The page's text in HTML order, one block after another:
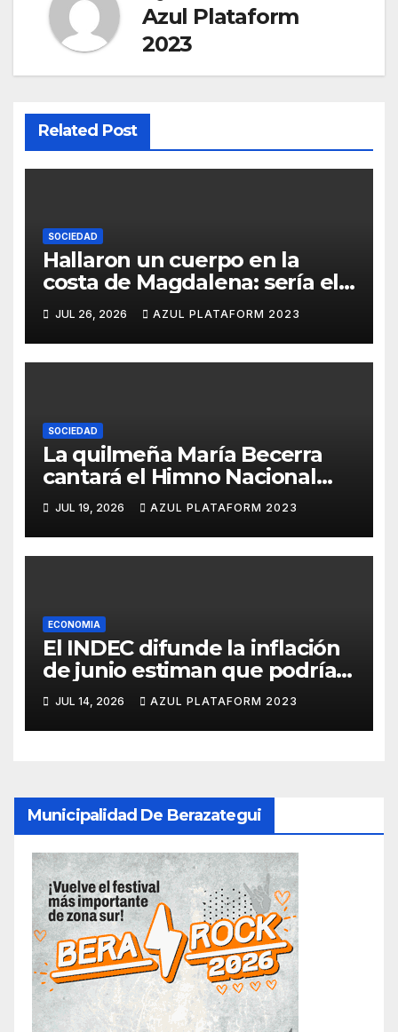
Azul Plataform
2023
Related Post
SOCIEDAD
Hallaron un cuerpo en la
costa de Magdalena: sería el
quinto pescador
desaparecido en Hudson
JUL 26, 2026 AZUL PLATAFORM 2023
SOCIEDAD
La quilmeña María Becerra
cantará el Himno Nacional
Argentino
JUL 19, 2026 AZUL PLATAFORM 2023
ECONOMIA
El INDEC difunde la inflación
de junio estiman que podría
perforar el 2%
JUL 14, 2026 AZUL PLATAFORM 2023
Municipalidad De Berazategui